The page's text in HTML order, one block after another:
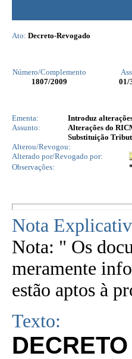
Ato: Decreto-Revogado
Número/Complemento
1807/2009 01/
Ementa:
Introduz
Assunto:
Alterações do
Substituição
Alterou/Revogou:
Alterado por/Revogado por:
Observações:
Nota
Nota: " Os
meramente
estão aptos à
Texto: